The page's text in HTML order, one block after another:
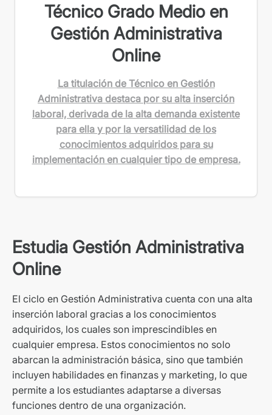
Técnico Grado Medio en
Gestión Administrativa
Online
La titulación de Técnico en Gestión
Administrativa destaca por su alta inserción
laboral, derivada de la alta demanda existente
para ella y por la versatilidad de los
conocimientos adquiridos para su
implementación en cualquier tipo de empresa.
Estudia Gestión Administrativa
Online
El ciclo en Gestión Administrativa cuenta con una alta
inserción laboral gracias a los conocimientos
adquiridos, los cuales son imprescindibles en
cualquier empresa. Estos conocimientos no solo
abarcan la administración básica, sino que también
incluyen habilidades en finanzas y marketing, lo que
permite a los estudiantes adaptarse a diversas
funciones dentro de una organización.